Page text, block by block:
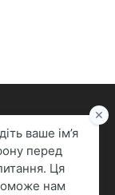
марки є
iPhone,
марками